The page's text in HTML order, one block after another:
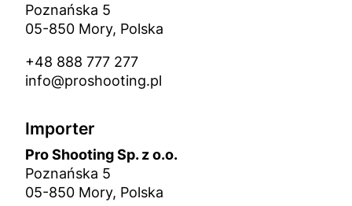
Poznańska 5
05-850 Mory, Polska
+48 888 777 277
info@proshooting.pl
Importer
Pro Shooting Sp. z o.o.
Poznańska 5
05-850 Mory, Polska